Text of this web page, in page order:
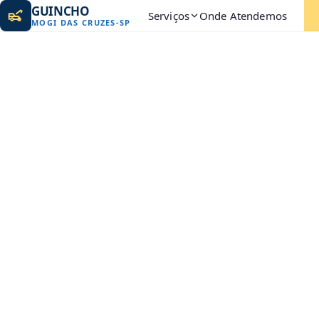
GUINCHO
MOGI DAS CRUZES-SP Serviços Onde Atendemos